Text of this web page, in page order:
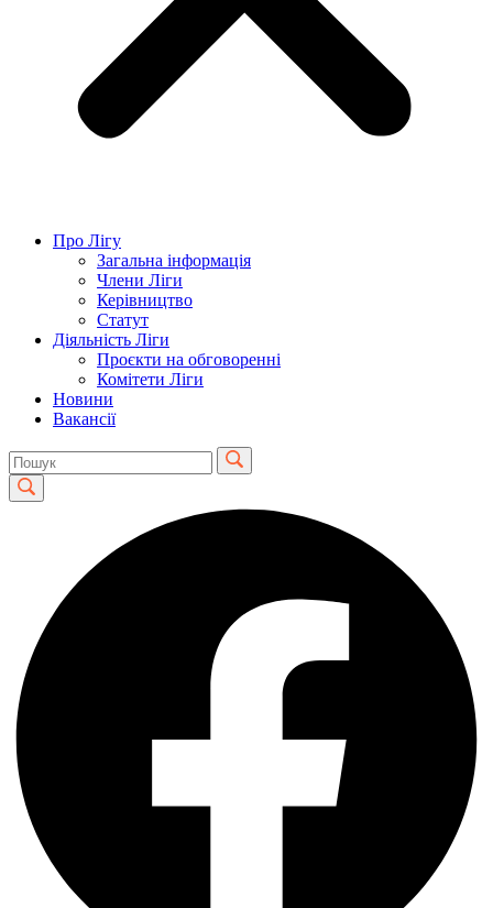
Про Лігу
Загальна інформація
Члени Ліги
Керівництво
Статут
Діяльність Ліги
Проєкти на обговоренні
Комітети Ліги
Новини
Вакансії